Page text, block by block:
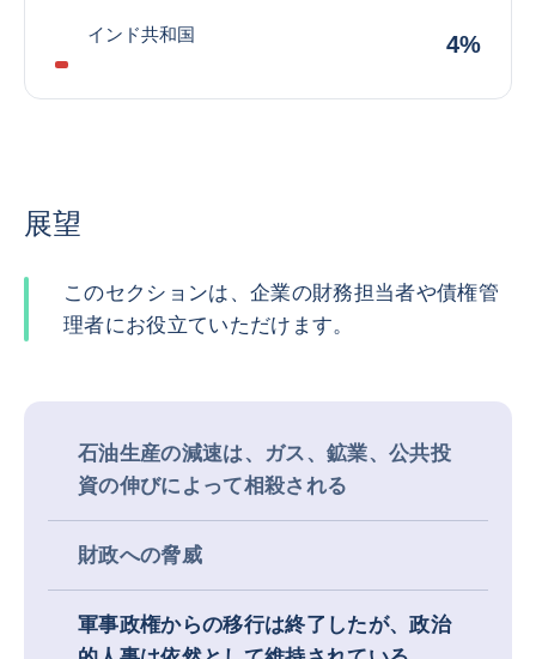
インド共和国 4%
展望
このセクションは、企業の財務担当者や債権管
理者にお役立ていただけます。
石油生産の減速は、ガス、鉱業、公共投
資の伸びによって相殺される
財政への脅威
軍事政権からの移行は終了したが、政治